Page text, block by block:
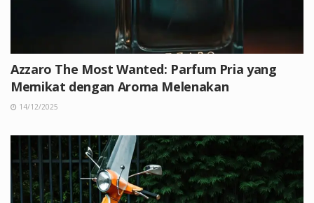
Azzaro The Most Wanted: Parfum Pria yang
Memikat dengan Aroma Melenakan
14/12/2025